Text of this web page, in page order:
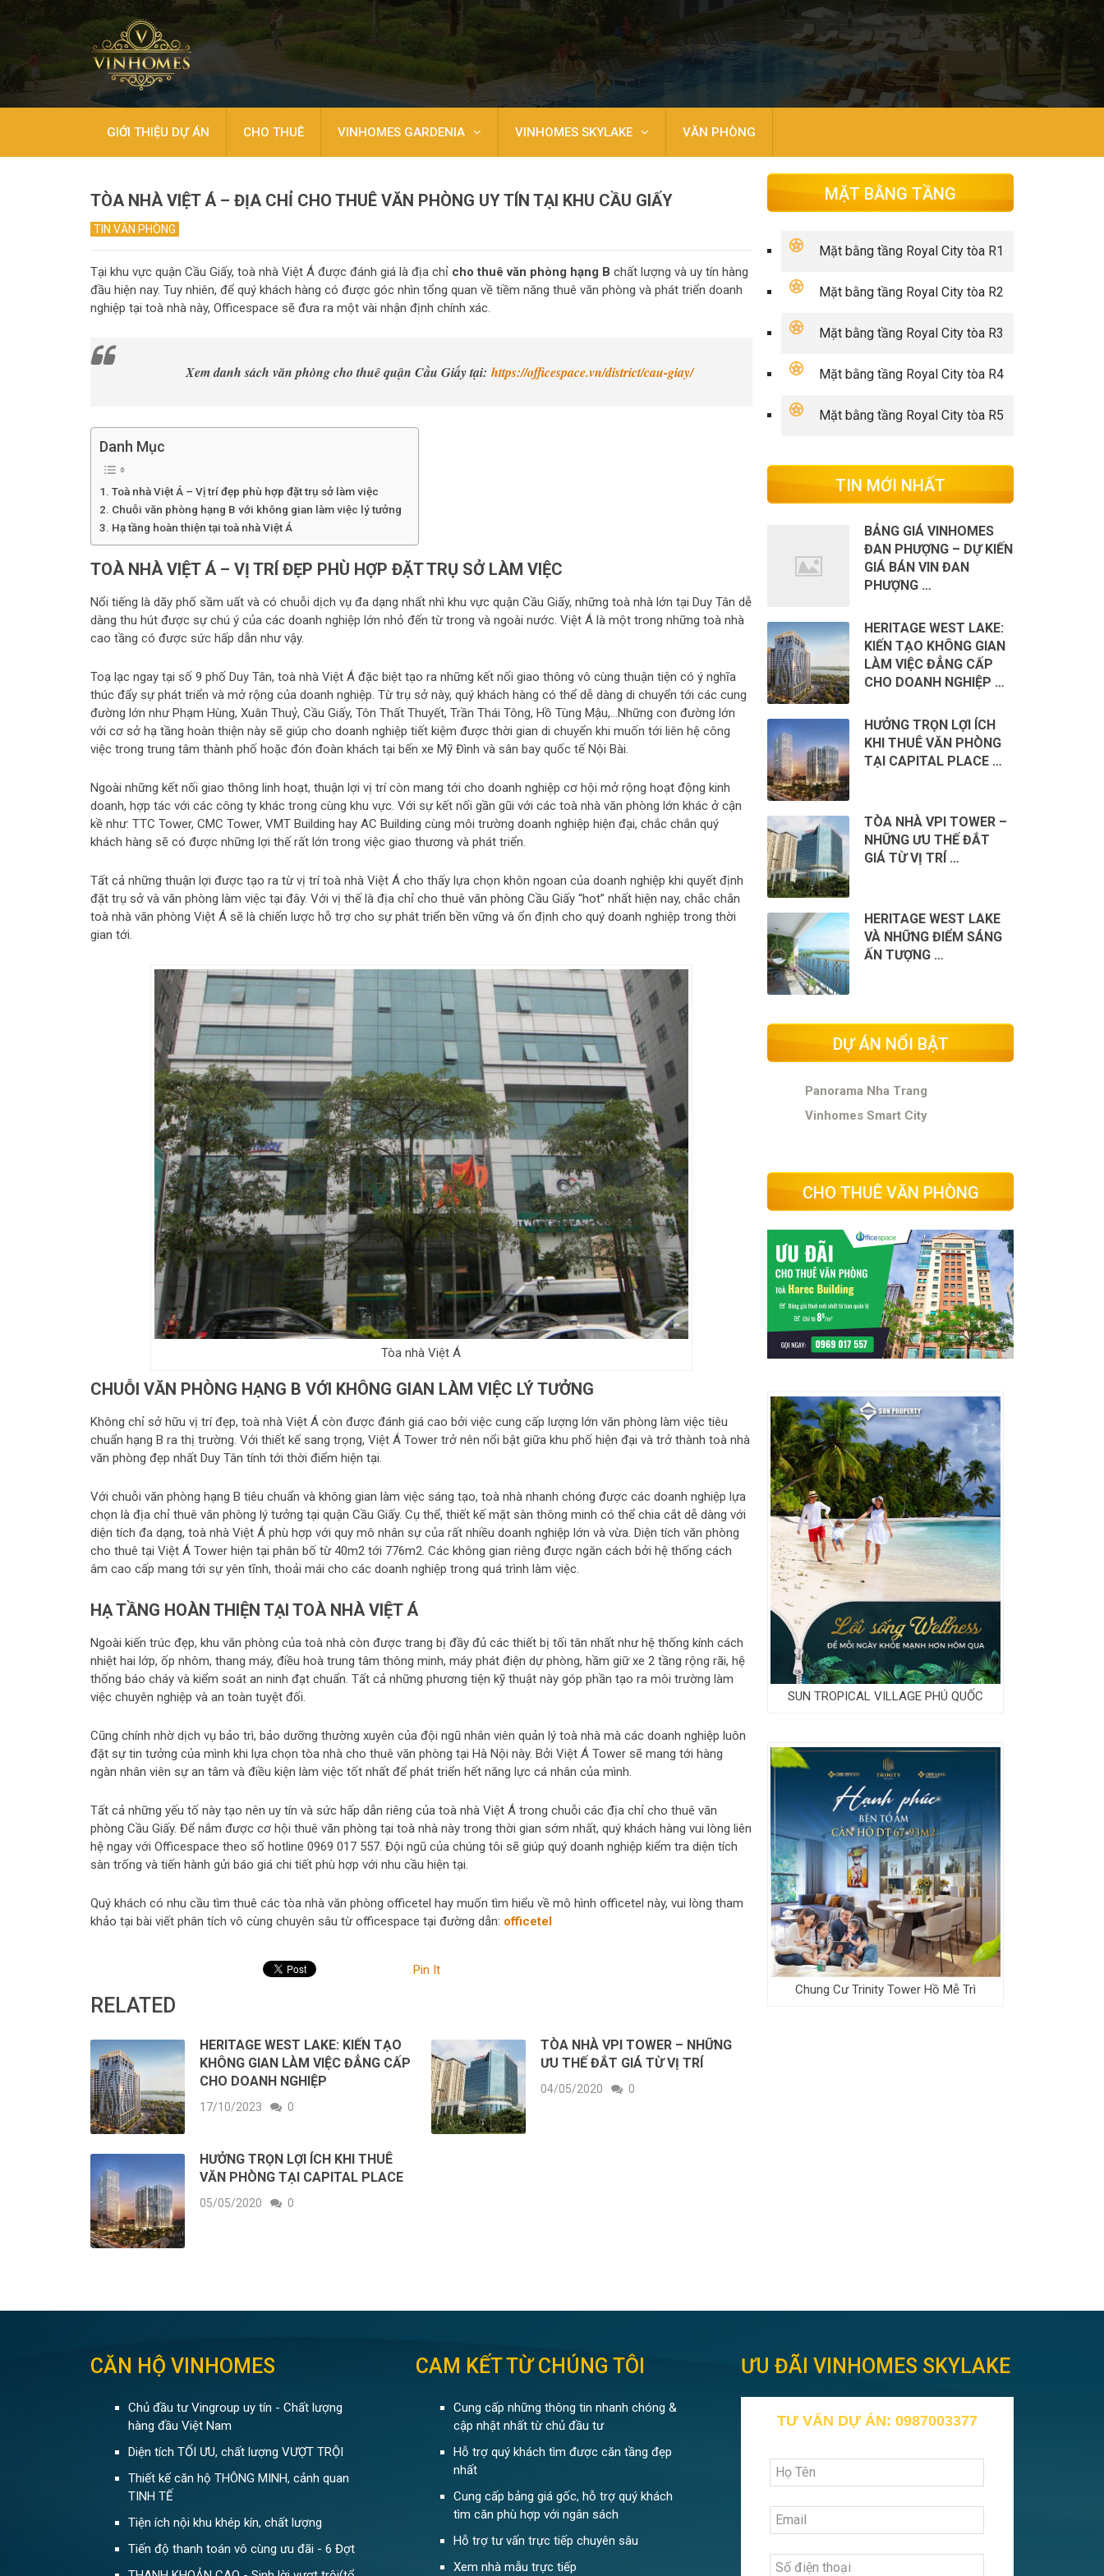
GIỚI THIỆU DỰ ÁN CHO THUÊ VINHOMES GARDENIA VINHOMES SKYLAKE VĂN PHÒNG
TÒA NHÀ VIỆT Á – ĐỊA CHỈ CHO THUÊ VĂN PHÒNG UY TÍN TẠI KHU CẦU GIẤY
TIN VĂN PHÒNG
Tại khu vực quận Cầu Giấy, toà nhà Việt Á được đánh giá là địa chỉ cho thuê văn phòng hạng B chất lượng và uy tín hàng
đầu hiện nay. Tuy nhiên, để quý khách hàng có được góc nhìn tổng quan về tiềm năng thuê văn phòng và phát triển doanh
nghiệp tại toà nhà này, Officespace sẽ đưa ra một vài nhận định chính xác.
Xem danh sách văn phòng cho thuê quận Cầu Giấy tại:https://officespace.vn/district/cau-giay/
Danh Mục
Toà nhà Việt Á – Vị trí đẹp phù hợp đặt trụ sở làm việc
Chuỗi văn phòng hạng B với không gian làm việc lý tưởng
Hạ tầng hoàn thiện tại toà nhà Việt Á
TOÀ NHÀ VIỆT Á – VỊ TRÍ ĐẸP PHÙ HỢP ĐẶT TRỤ SỞ LÀM VIỆC
Nổi tiếng là dãy phố sầm uất và có chuỗi dịch vụ đa dạng nhất nhì khu vực quận Cầu Giấy, những toà nhà lớn tại Duy Tân dễ
dàng thu hút được sự chú ý của các doanh nghiệp lớn nhỏ đến từ trong và ngoài nước. Việt Á là một trong những toà nhà
cao tầng có được sức hấp dẫn như vậy.
Toạ lạc ngay tại số 9 phố Duy Tân, toà nhà Việt Á đặc biệt tạo ra những kết nối giao thông vô cùng thuận tiện có ý nghĩa
thúc đẩy sự phát triển và mở rộng của doanh nghiệp. Từ trụ sở này, quý khách hàng có thể dễ dàng di chuyển tới các cung
đường lớn như Phạm Hùng, Xuân Thuỷ, Cầu Giấy, Tôn Thất Thuyết, Trần Thái Tông, Hồ Tùng Mậu,…Những con đường lớn
với cơ sở hạ tầng hoàn thiện này sẽ giúp cho doanh nghiệp tiết kiệm được thời gian di chuyển khi muốn tới liên hệ công
việc trong trung tâm thành phố hoặc đón đoàn khách tại bến xe Mỹ Đình và sân bay quốc tế Nội Bài.
Ngoài những kết nối giao thông linh hoạt, thuận lợi vị trí còn mang tới cho doanh nghiệp cơ hội mở rộng hoạt động kinh
doanh, hợp tác với các công ty khác trong cùng khu vực. Với sự kết nối gần gũi với các toà nhà văn phòng lớn khác ở cận
kề như: TTC Tower, CMC Tower, VMT Building hay AC Building cùng môi trường doanh nghiệp hiện đại, chắc chắn quý
khách hàng sẽ có được những lợi thế rất lớn trong việc giao thương và phát triển.
Tất cả những thuận lợi được tạo ra từ vị trí toà nhà Việt Á cho thấy lựa chọn khôn ngoan của doanh nghiệp khi quyết định
đặt trụ sở và văn phòng làm việc tại đây. Với vị thế là địa chỉ cho thuê văn phòng Cầu Giấy “hot” nhất hiện nay, chắc chắn
toà nhà văn phòng Việt Á sẽ là chiến lược hỗ trợ cho sự phát triển bền vững và ổn định cho quý doanh nghiệp trong thời
gian tới.
Tòa nhà Việt Á
CHUỖI VĂN PHÒNG HẠNG B VỚI KHÔNG GIAN LÀM VIỆC LÝ TƯỞNG
Không chỉ sở hữu vị trí đẹp, toà nhà Việt Á còn được đánh giá cao bởi việc cung cấp lượng lớn văn phòng làm việc tiêu
chuẩn hạng B ra thị trường. Với thiết kế sang trọng, Việt Á Tower trở nên nổi bật giữa khu phố hiện đại và trở thành toà nhà
văn phòng đẹp nhất Duy Tân tính tới thời điểm hiện tại.
Với chuỗi văn phòng hạng B tiêu chuẩn và không gian làm việc sáng tạo, toà nhà nhanh chóng được các doanh nghiệp lựa
chọn là địa chỉ thuê văn phòng lý tưởng tại quận Cầu Giấy. Cụ thể, thiết kế mặt sàn thông minh có thể chia cắt dễ dàng với
diện tích đa dạng, toà nhà Việt Á phù hợp với quy mô nhân sự của rất nhiều doanh nghiệp lớn và vừa. Diện tích văn phòng
cho thuê tại Việt Á Tower hiện tại phân bố từ 40m2 tới 776m2. Các không gian riêng được ngăn cách bởi hệ thống cách
âm cao cấp mang tới sự yên tĩnh, thoải mái cho các doanh nghiệp trong quá trình làm việc.
HẠ TẦNG HOÀN THIỆN TẠI TOÀ NHÀ VIỆT Á
Ngoài kiến trúc đẹp, khu văn phòng của toà nhà còn được trang bị đầy đủ các thiết bị tối tân nhất như hệ thống kính cách
nhiệt hai lớp, ốp nhôm, thang máy, điều hoà trung tâm thông minh, máy phát điện dự phòng, hầm giữ xe 2 tầng rộng rãi, hệ
thống báo cháy và kiểm soát an ninh đạt chuẩn. Tất cả những phương tiện kỹ thuật này góp phần tạo ra môi trường làm
việc chuyên nghiệp và an toàn tuyệt đối.
Cũng chính nhờ dịch vụ bảo trì, bảo dưỡng thường xuyên của đội ngũ nhân viên quản lý toà nhà mà các doanh nghiệp luôn
đặt sự tin tưởng của mình khi lựa chọn tòa nhà cho thuê văn phòng tại Hà Nội này. Bởi Việt Á Tower sẽ mang tới hàng
ngàn nhân viên sự an tâm và điều kiện làm việc tốt nhất để phát triển hết năng lực cá nhân của mình.
Tất cả những yếu tố này tạo nên uy tín và sức hấp dẫn riêng của toà nhà Việt Á trong chuỗi các địa chỉ cho thuê văn
phòng Cầu Giấy. Để nắm được cơ hội thuê văn phòng tại toà nhà này trong thời gian sớm nhất, quý khách hàng vui lòng liên
hệ ngay với Officespace theo số hotline 0969 017 557. Đội ngũ của chúng tôi sẽ giúp quý doanh nghiệp kiểm tra diện tích
sàn trống và tiến hành gửi báo giá chi tiết phù hợp với nhu cầu hiện tại.
Quý khách có nhu cầu tìm thuê các tòa nhà văn phòng officetel hay muốn tìm hiểu về mô hình officetel này, vui lòng tham
khảo tại bài viết phân tích vô cùng chuyên sâu từ officespace tại đường dẫn: officetel
Pin It
RELATED
HERITAGE WEST LAKE: KIẾN TẠO
KHÔNG GIAN LÀM VIỆC ĐẲNG CẤP
CHO DOANH NGHIỆP
17/10/2023 0
TÒA NHÀ VPI TOWER – NHỮNG
ƯU THẾ ĐẮT GIÁ TỪ VỊ TRÍ
04/05/2020 0
HƯỞNG TRỌN LỢI ÍCH KHI THUÊ
VĂN PHÒNG TẠI CAPITAL PLACE
05/05/2020 0
MẶT BẰNG TẦNG
Mặt bằng tầng Royal City tòa R1
Mặt bằng tầng Royal City tòa R2
Mặt bằng tầng Royal City tòa R3
Mặt bằng tầng Royal City tòa R4
Mặt bằng tầng Royal City tòa R5
TIN MỚI NHẤT
BẢNG GIÁ VINHOMES
ĐAN PHƯỢNG – DỰ KIẾN
GIÁ BÁN VIN ĐAN
PHƯỢNG …
HERITAGE WEST LAKE:
KIẾN TẠO KHÔNG GIAN
LÀM VIỆC ĐẲNG CẤP
CHO DOANH NGHIỆP …
HƯỞNG TRỌN LỢI ÍCH
KHI THUÊ VĂN PHÒNG
TẠI CAPITAL PLACE …
TÒA NHÀ VPI TOWER –
NHỮNG ƯU THẾ ĐẮT
GIÁ TỪ VỊ TRÍ …
HERITAGE WEST LAKE
VÀ NHỮNG ĐIỂM SÁNG
ẤN TƯỢNG …
DỰ ÁN NỔI BẬT
Panorama Nha Trang
Vinhomes Smart City
CHO THUÊ VĂN PHÒNG
SUN TROPICAL VILLAGE PHÚ QUỐC
Chung Cư Trinity Tower Hồ Mễ Trì
CĂN HỘ VINHOMES
Chủ đầu tư Vingroup uy tín - Chất lượng
hàng đầu Việt Nam
Diện tích TỐI ƯU, chất lượng VƯỢT TRỘI
Thiết kế căn hộ THÔNG MINH, cảnh quan
TINH TẾ
Tiện ích nội khu khép kín, chất lượng
Tiến độ thanh toán vô cùng ưu đãi - 6 Đợt
CAM KẾT TỪ CHÚNG TÔI
Cung cấp những thông tin nhanh chóng &
cập nhật nhất từ chủ đầu tư
Hỗ trợ quý khách tìm được căn tầng đẹp
nhất
Cung cấp bảng giá gốc, hỗ trợ quý khách
tìm căn phù hợp với ngân sách
Hỗ trợ tư vấn trực tiếp chuyên sâu
Xem nhà mẫu trực tiếp
ƯU ĐÃI VINHOMES SKYLAKE
TƯ VẤN DỰ ÁN: 0987003377